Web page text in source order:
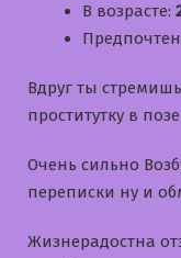
В возрасте:
Вдруг ты
проститутку в
Очень сильно
переписки ну и
Жизнерадостна